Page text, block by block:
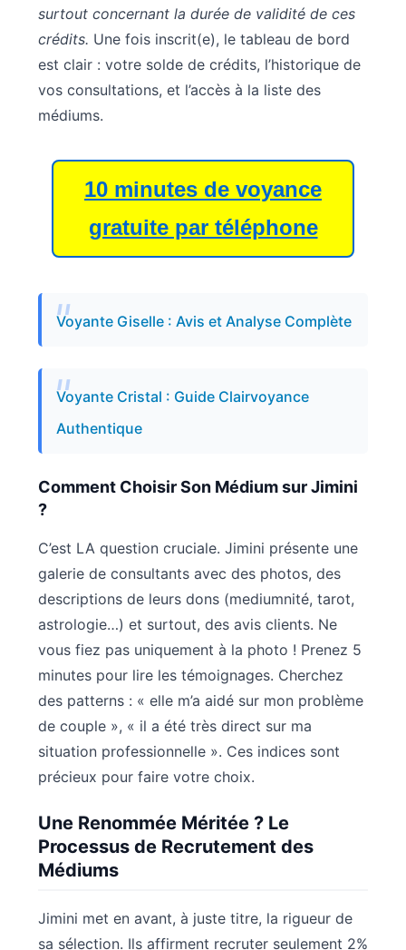
surtout concernant la durée de validité de ces
crédits. Une fois inscrit(e), le tableau de bord
est clair : votre solde de crédits, l’historique de
vos consultations, et l’accès à la liste des
médiums.
10 minutes de voyance
gratuite par téléphone
Voyante Giselle : Avis et Analyse Complète
Voyante Cristal : Guide Clairvoyance
Authentique
Comment Choisir Son Médium sur Jimini
?
C’est LA question cruciale. Jimini présente une
galerie de consultants avec des photos, des
descriptions de leurs dons (mediumnité, tarot,
astrologie…) et surtout, des avis clients. Ne
vous fiez pas uniquement à la photo ! Prenez 5
minutes pour lire les témoignages. Cherchez
des patterns : « elle m’a aidé sur mon problème
de couple », « il a été très direct sur ma
situation professionnelle ». Ces indices sont
précieux pour faire votre choix.
Une Renommée Méritée ? Le
Processus de Recrutement des
Médiums
Jimini met en avant, à juste titre, la rigueur de
sa sélection. Ils affirment recruter seulement 2%